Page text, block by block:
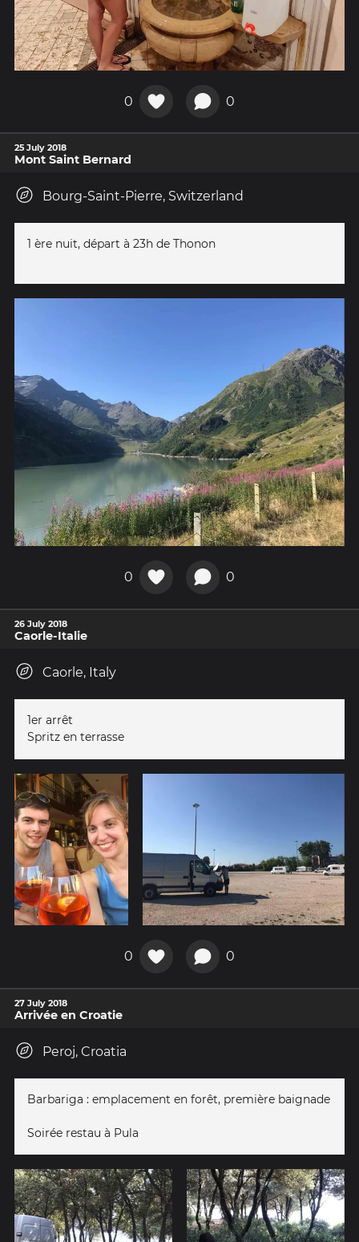
0 0
25 July 2018
Mont Saint Bernard
Bourg-Saint-Pierre, Switzerland
1 ère nuit, départ à 23h de Thonon
0 0
26 July 2018
Caorle-Italie
Caorle, Italy
1er arrêt
Spritz en terrasse
0 0
27 July 2018
Arrivée en Croatie
Peroj, Croatia
Barbariga : emplacement en forêt, première baignade
Soirée restau à Pula